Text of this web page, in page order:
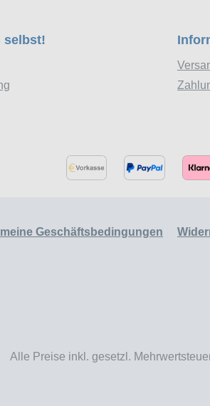
selbst!
Geschäftsbedingungen
Alle Preise inkl. gesetzl.